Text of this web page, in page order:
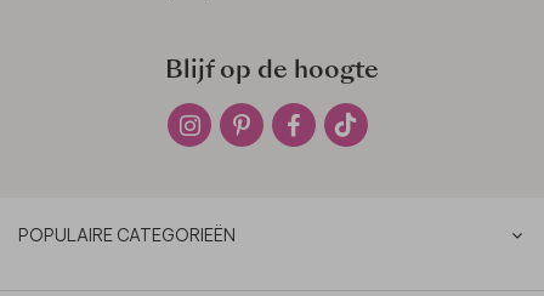
Blijf op de hoogte
POPULAIRE CATEGORIEËN